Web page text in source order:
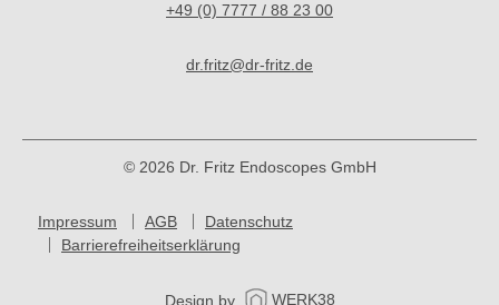
+49 (0) 7777 / 88 23 00
dr.fritz@dr-fritz.de
© 2026 Dr. Fritz Endoscopes GmbH
Impressum AGB
Datenschutz
Barrierefreiheitserklärung
Design by WERK38